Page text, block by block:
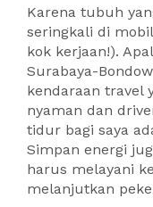
Karena tubuh
seringkali di
kok kerjaan!).
Surabaya-
kendaraan travel
nyaman dan
tidur bagi saya
Simpan energi
harus melayani
melanjutkan